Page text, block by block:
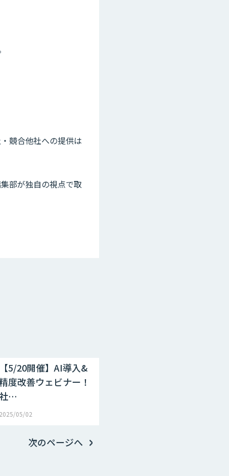
競合他社への提供は
部が独自の視点で取
【5/20開催】AI導入&
度改善ウェビナー！
…
2025/05/02
次のページへ